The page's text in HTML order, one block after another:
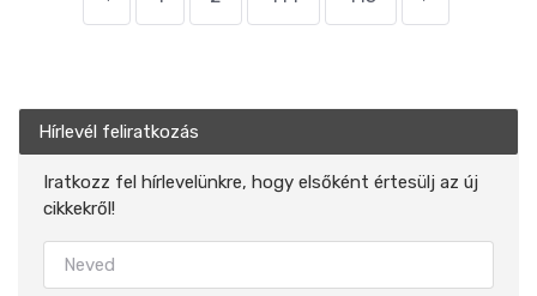
Hírlevél feliratkozás
Iratkozz fel hírlevelünkre, hogy elsőként értesülj az új
cikkekről!